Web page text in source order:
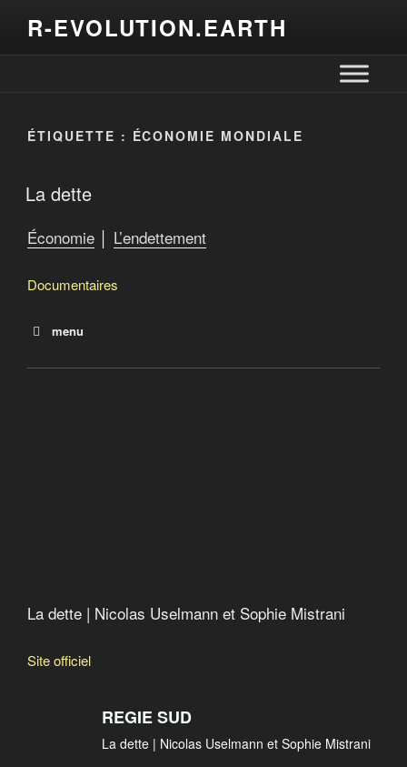
R-EVOLUTION.EARTH
ÉTIQUETTE : ÉCONOMIE MONDIALE
La dette
Économie │ L’endettement
Documentaires
menu
La dette | Nicolas Uselmann et Sophie Mistrani
Site officiel
REGIE SUD
La dette | Nicolas Uselmann et Sophie Mistrani